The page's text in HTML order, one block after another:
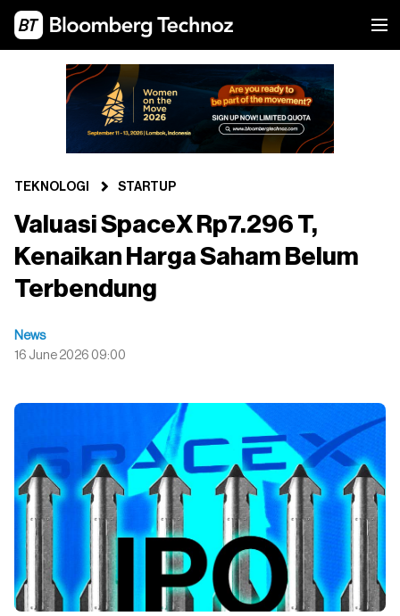
TEKNOLOGI STARTUP
Valuasi SpaceX Rp7.296 T,
Kenaikan Harga Saham Belum
Terbendung
News
16 June 2026 09:00